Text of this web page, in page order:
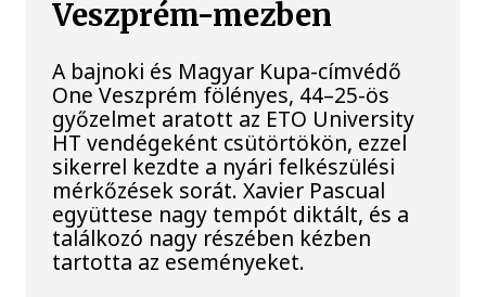
Veszprém-mezben
A bajnoki és Magyar Kupa-címvédő
One Veszprém fölényes, 44–25-ös
győzelmet aratott az ETO University
HT vendégeként csütörtökön, ezzel
sikerrel kezdte a nyári felkészülési
mérkőzések sorát. Xavier Pascual
együttese nagy tempót diktált, és a
találkozó nagy részében kézben
tartotta az eseményeket.